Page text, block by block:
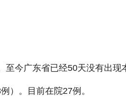
今广东省已经50天没有出现
）。目前在院27例。